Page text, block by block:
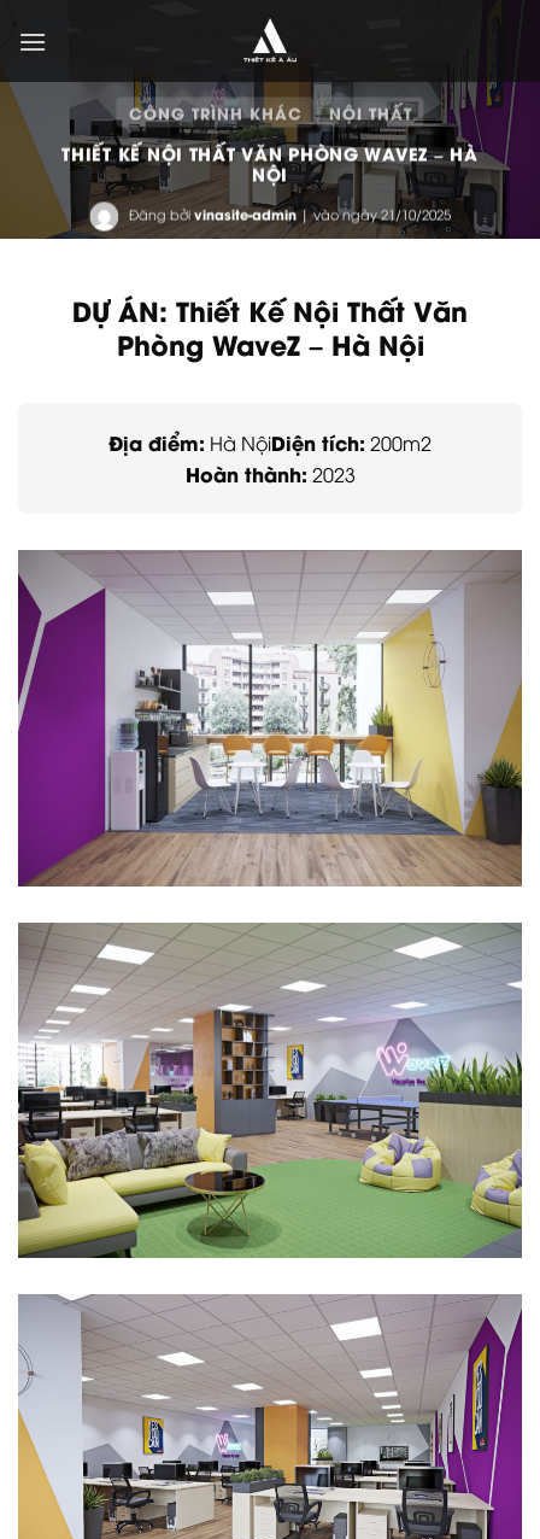
qua
dung
CÔNG TRÌNH KHÁC NỘI THẤT
THIẾT KẾ NỘI THẤT VĂN PHÒNG WAVEZ – HÀ
NỘI
Đăng bởi vinasite-admin| vào ngày 21/10/2025
DỰ ÁN: Thiết Kế Nội Thất Văn
Phòng WaveZ – Hà Nội
Địa điểm: Hà NộiDiện tích: 200m2
Hoàn thành: 2023